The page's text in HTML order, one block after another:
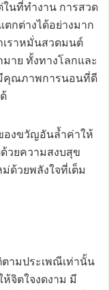
นที่ทำงาน การสวด
กต่างได้อย่างมาก
เราหมั่นสวดมนต์
มาย ทั้งทางโลกและ
คุณภาพการนอนที่ดี
องขวัญอันล้ำค่าให้
วยความสงบสุข
ด้วยพลังใจที่เต็ม
ามประเพณีเท่านั้น
จิตใจงดงาม มี